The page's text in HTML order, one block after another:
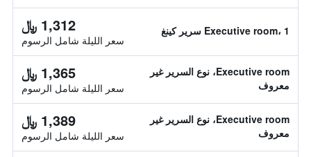
Executive room، 1 سرير كينغ 1,312 ﷼
سعر الليلة شامل الرسوم
Executive room، نوع السرير غير
معروف
1,365 ﷼
سعر الليلة شامل الرسوم
Executive room، نوع السرير غير
معروف
1,389 ﷼
سعر الليلة شامل الرسوم